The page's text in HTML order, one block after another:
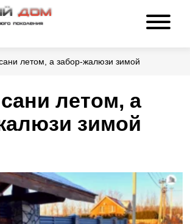
летом, а забор-жалюзи зимой
летом, а
зимой